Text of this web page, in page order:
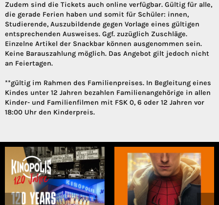
Zudem sind die Tickets auch online verfügbar. Gültig für alle,
die gerade Ferien haben und somit für Schüler: innen,
Studierende, Auszubildende gegen Vorlage eines gültigen
entsprechenden Ausweises. Ggf. zuzüglich Zuschläge.
Einzelne Artikel der Snackbar können ausgenommen sein.
Keine Barauszahlung möglich. Das Angebot gilt jedoch nicht
an Feiertagen.
**gültig im Rahmen des Familienpreises. In Begleitung eines
Kindes unter 12 Jahren bezahlen Familienangehörige in allen
Kinder- und Familienfilmen mit FSK 0, 6 oder 12 Jahren vor
18:00 Uhr den Kinderpreis.